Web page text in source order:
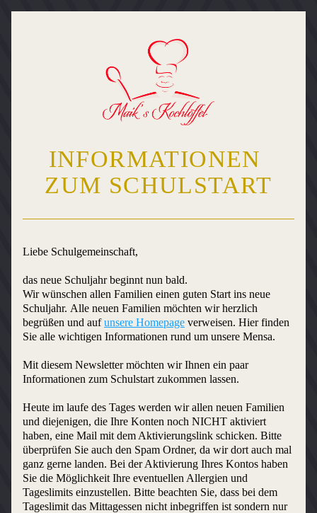
INFORMATIONEN
ZUM SCHULSTART
Liebe Schulgemeinschaft,
das neue Schuljahr beginnt nun bald.
Wir wünschen allen Familien einen guten Start ins neue
Schuljahr. Alle neuen Familien möchten wir herzlich
begrüßen und auf unsere Homepage verweisen. Hier finden
Sie alle wichtigen Informationen rund um unsere Mensa.
Mit diesem Newsletter möchten wir Ihnen ein paar
Informationen zum Schulstart zukommen lassen.
Heute im laufe des Tages werden wir allen neuen Familien
und diejenigen, die Ihre Konten noch NICHT aktiviert
haben, eine Mail mit dem Aktivierungslink schicken. Bitte
überprüfen Sie auch den Spam Ordner, da wir dort auch mal
ganz gerne landen. Bei der Aktivierung Ihres Kontos haben
Sie die Möglichkeit Ihre eventuellen Allergien und
Tageslimits einzustellen. Bitte beachten Sie, dass bei dem
Tageslimit das Mittagessen nicht inbegriffen ist sondern nur